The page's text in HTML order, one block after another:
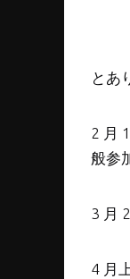
とあ
2 月
般参
3 月
4 月